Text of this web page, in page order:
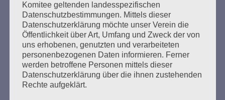
mehr ...
Seitennummerierung
der
1 Weiter
Komitee geltenden landesspezifischen
Datenschutzbestimmungen. Mittels dieser
Datenschutzerklärung möchte unser Verein die
Öffentlichkeit über Art, Umfang und Zweck der von
uns erhobenen, genutzten und verarbeiteten
personenbezogenen Daten informieren. Ferner
werden betroffene Personen mittels dieser
Datenschutzerklärung über die ihnen zustehenden
Rechte aufgeklärt.